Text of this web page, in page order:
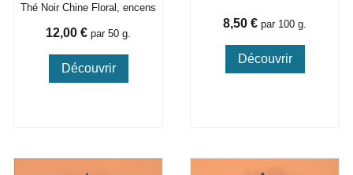
Thé Noir Chine Floral, encens
Prix
12,00 € par 50 g.
Découvrir
Prix
8,50 € par 100 g.
Découvrir